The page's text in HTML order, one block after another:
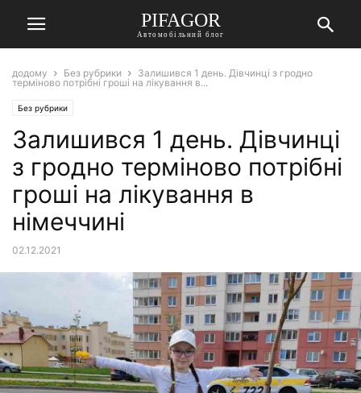
PIFAGOR
Автомобільний блог
додому Без рубрики
Залишився 1 день. Дівчинці з гродно
терміново потрібні гроші на лікування в...
Без рубрики
Залишився 1 день. Дівчинці
з гродно терміново потрібні
гроші на лікування в
німеччині
02.12.2021